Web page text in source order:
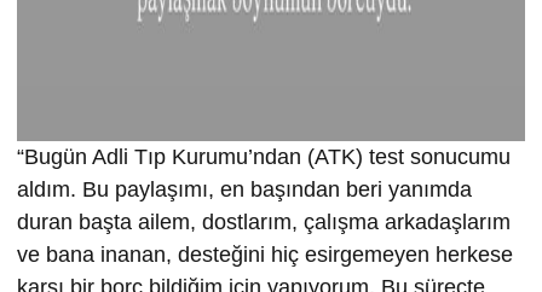
“Bugün Adli Tıp Kurumu’ndan (ATK) test sonucumu
aldım. Bu paylaşımı, en başından beri yanımda
duran başta ailem, dostlarım, çalışma arkadaşlarım
ve bana inanan, desteğini hiç esirgemeyen herkese
karşı bir borç bildiğim için yapıyorum. Bu süreçte